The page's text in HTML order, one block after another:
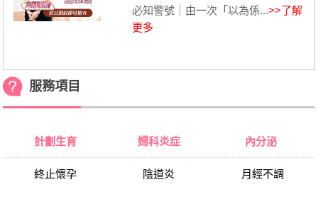
必知警號｜由一次「以為係...>>了解
更多
服務項目
計劃生育
終止懷孕
婦科炎症
陰道炎
內分泌
月經不調